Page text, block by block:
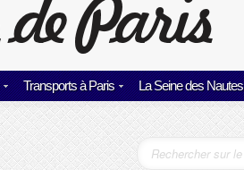
Transports à Paris La Seine des Nautes